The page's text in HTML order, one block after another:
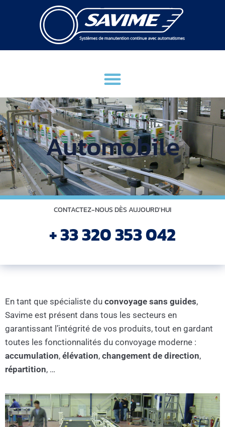
Automobile
CONTACTEZ-NOUS DÈS AUJOURD'HUI
+ 33 320 353 042
En tant que spécialiste du convoyage sans guides,
Savime est présent dans tous les secteurs en
garantissant l’intégrité de vos produits, tout en gardant
toutes les fonctionnalités du convoyage moderne :
accumulation, élévation, changement de direction,
répartition, …